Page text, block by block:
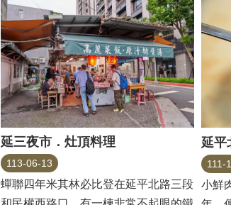
延三夜市．灶頂料理
113-06-13
蟬聯四年米其林必比登在延平北路三段
111-
小鮮